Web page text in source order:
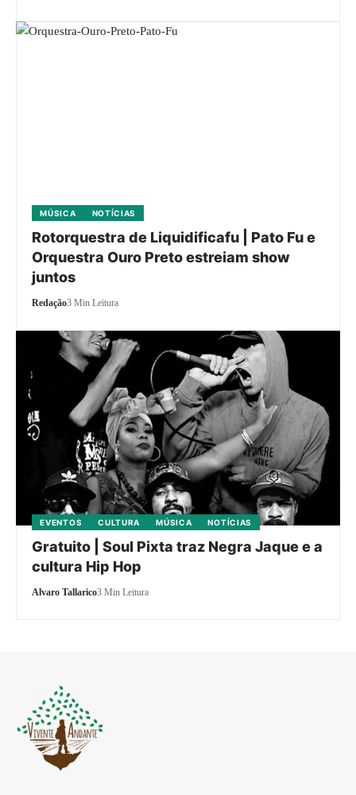
MÚSICA NOTÍCIAS
Rotorquestra de Liquidificafu | Pato Fu e
Orquestra Ouro Preto estreiam show
juntos
Redação3 Min Leitura
EVENTOS CULTURA MÚSICA NOTÍCIAS
Gratuito | Soul Pixta traz Negra Jaque e a
cultura Hip Hop
Alvaro Tallarico3 Min Leitura